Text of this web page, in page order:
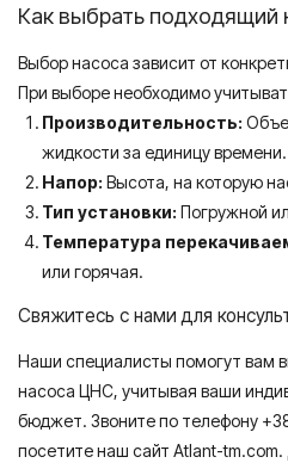
Как выбрать подходящий
Выбор насоса зависит от
При выборе необходимо
Производительность:
жидкости за единицу времени.
Напор: Высота, на которую
Тип установки: Погружной
Температура
или горячая.
Свяжитесь с нами для
Наши специалисты помогут вам
насоса ЦНС, учитывая ваши
бюджет. Звоните по телефону
посетите наш сайт Atlant-tm.com.